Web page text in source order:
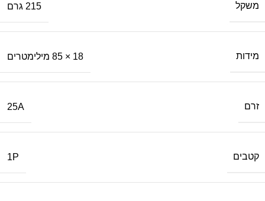
משקל 215 גרם
מידות 18 × 85 מילימטרים
זרם 25A
קטבים 1P